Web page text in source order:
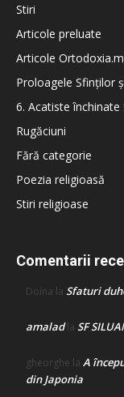
Stiri
Articole preluate
Articole
Proloagele Sfinților
6. Acatiste
Rugăciuni
Fără categorie
Poezia religioasă
Stiri religioase
Comentarii
Doina la Sfaturi
amaladla SF
gheorghe la A
din Japonia